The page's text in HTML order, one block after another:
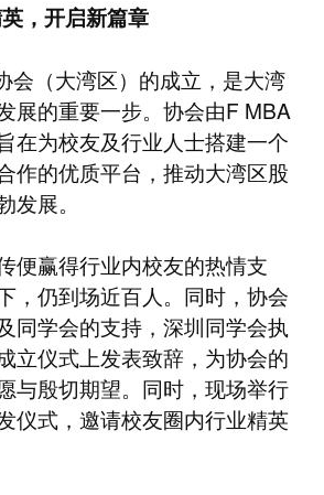
，开启新篇章
会（大湾区）的成立，是大湾
展的重要一步。协会由F MBA
在为校友及行业人士搭建一个
作的优质平台，推动大湾区股
展。
便赢得行业内校友的热情支
，仍到场近百人。同时，协会
同学会的支持，深圳同学会执
立仪式上发表致辞，为协会的
与殷切期望。同时，现场举行
仪式，邀请校友圈内行业精英